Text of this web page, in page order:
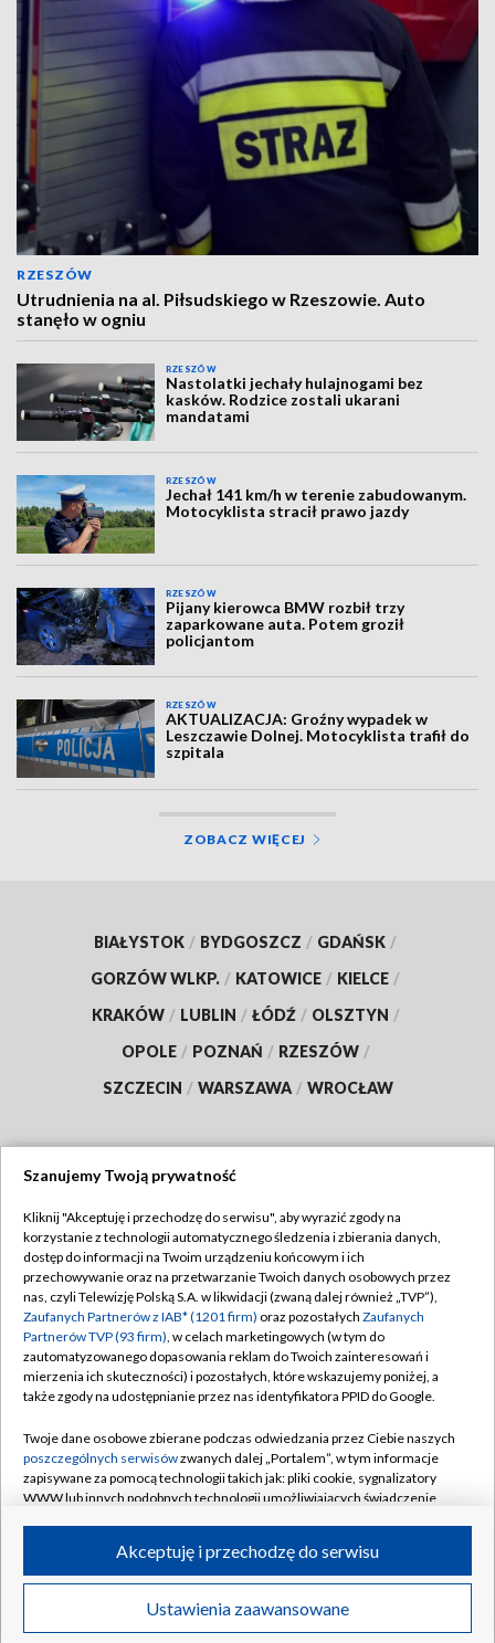
RZESZÓW
Utrudnienia na al. Piłsudskiego w Rzeszowie. Auto
stanęło w ogniu
RZESZÓW
Nastolatki jechały hulajnogami bez
kasków. Rodzice zostali ukarani
mandatami
RZESZÓW
Jechał 141 km/h w terenie zabudowanym.
Motocyklista stracił prawo jazdy
RZESZÓW
Pijany kierowca BMW rozbił trzy
zaparkowane auta. Potem groził
policjantom
RZESZÓW
AKTUALIZACJA: Groźny wypadek w
Leszczawie Dolnej. Motocyklista trafił do
szpitala
ZOBACZ WIĘCEJ
BIAŁYSTOK / BYDGOSZCZ / GDAŃSK /
GORZÓW WLKP. / KATOWICE / KIELCE /
KRAKÓW / LUBLIN / ŁÓDŹ / OLSZTYN /
OPOLE / POZNAŃ / RZESZÓW /
SZCZECIN / WARSZAWA / WROCŁAW
TVP
Abonament TVP
Emisja w TVP
Centrum informacji TVP
Naziemna Telewizja Cyfrowa
Rada Programowa
System NOS
Informacje o nadawcy
Program dla prasy
Ogłoszenie przetargowe
Regulamin TVP
Polityka prywatności
Moje zgody
Pomoc
Kontakt
Kanały
©2026 Telewizja Polska S.A. w likwidacji
Szanujemy Twoją prywatność
Kliknij "Akceptuję i przechodzę do serwisu", aby wyrazić zgody na
korzystanie z technologii automatycznego śledzenia i zbierania danych,
dostęp do informacji na Twoim urządzeniu końcowym i ich
przechowywanie oraz na przetwarzanie Twoich danych osobowych przez
nas, czyli Telewizję Polską S.A. w likwidacji (zwaną dalej również „TVP”),
Zaufanych Partnerów z IAB* (1201 firm) oraz pozostałych Zaufanych
Partnerów TVP (93 firm), w celach marketingowych (w tym do
zautomatyzowanego dopasowania reklam do Twoich zainteresowań i
mierzenia ich skuteczności) i pozostałych, które wskazujemy poniżej, a
także zgody na udostępnianie przez nas identyfikatora PPID do Google.
Twoje dane osobowe zbierane podczas odwiedzania przez Ciebie naszych
poszczególnych serwisówzwanych dalej „Portalem”, w tym informacje
zapisywane za pomocą technologii takich jak: pliki cookie, sygnalizatory
WWW lub innych podobnych technologii umożliwiających świadczenie
ruchu w Internecie.
Twoje dane osobowe zbierane podczas odwiedzania przez Ciebie
poszczególnych serwisówna Portalu, takie jak adresy IP, identyfikatory
Ustawienia zaawansowane
Akceptuję i przechodzę do serwisu